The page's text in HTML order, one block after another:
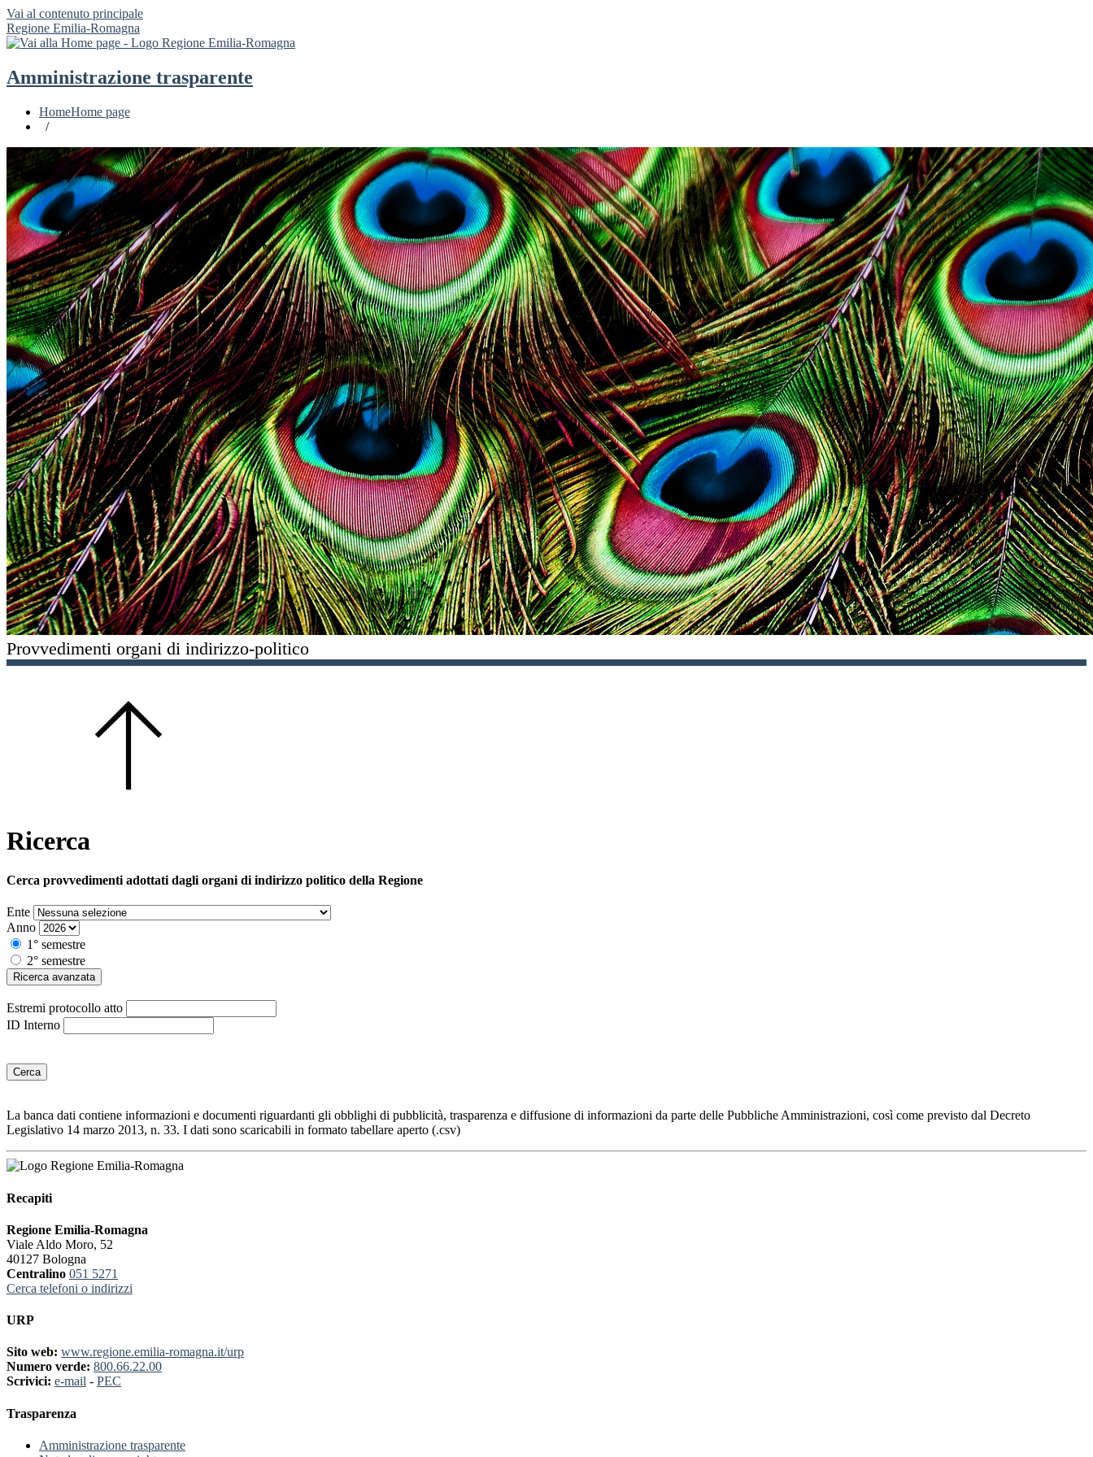
Vai al contenuto principale
Regione Emilia-Romagna
Amministrazione trasparente
HomeHome page
/
Provvedimenti organi di indirizzo-politico
Ricerca
Cerca provvedimenti adottati dagli organi di indirizzo politico della Regione
Ente
Anno
1° semestre
2° semestre
Ricerca avanzata
Estremi protocollo atto
ID Interno
Cerca
La banca dati contiene informazioni e documenti riguardanti gli obblighi di pubblicità, trasparenza e diffusione di informazioni da parte delle Pubbliche Amministrazioni, così come previsto dal Decreto
Legislativo 14 marzo 2013, n. 33. I dati sono scaricabili in formato tabellare aperto (.csv)
Recapiti
Regione Emilia-Romagna
Viale Aldo Moro, 52
40127 Bologna
Centralino 051 5271
Cerca telefoni o indirizzi
URP
Sito web: www.regione.emilia-romagna.it/urp
Numero verde: 800.66.22.00
Scrivici: e-mail - PEC
Trasparenza
Amministrazione trasparente